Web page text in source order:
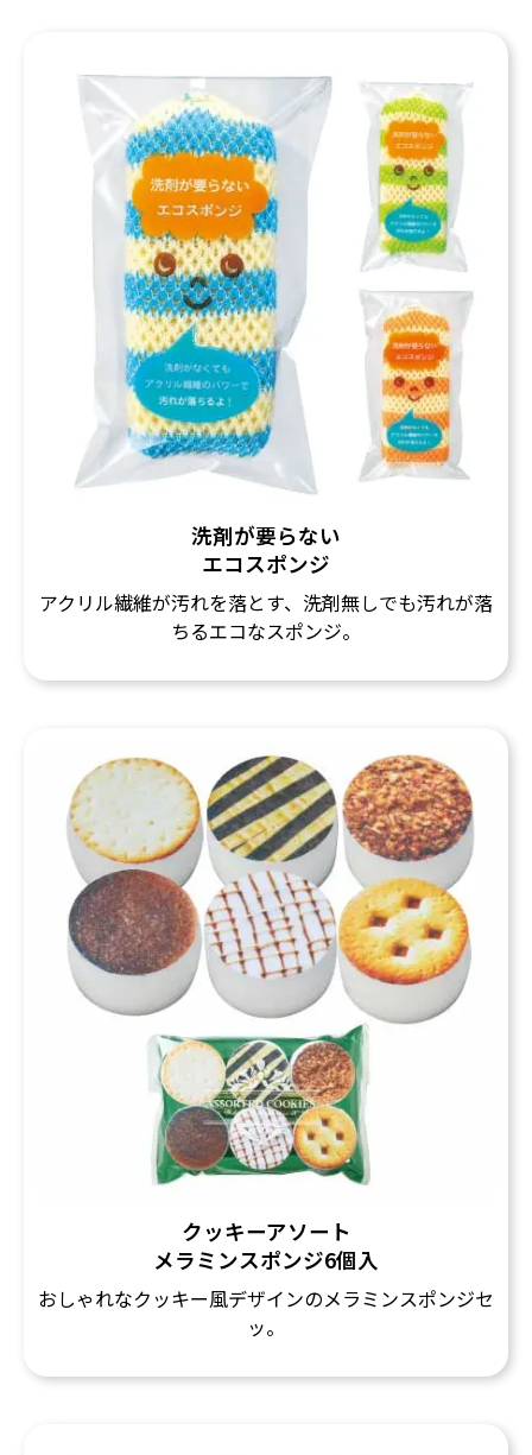
洗剤が要らない
エコスポンジ
アクリル繊維が汚れを落とす、洗剤無しでも汚れが落
ちるエコなスポンジ。
クッキーアソート
メラミンスポンジ6個入
おしゃれなクッキー風デザインのメラミンスポンジセ
ッ。